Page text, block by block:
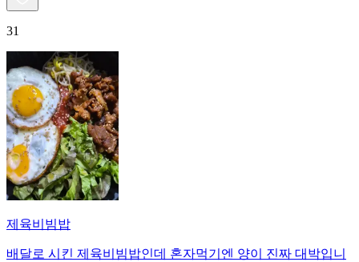
31
제육비빔밥
배달로 시킨 제육비빔밥인데 혼자먹기엔 양이 진짜 대박입니